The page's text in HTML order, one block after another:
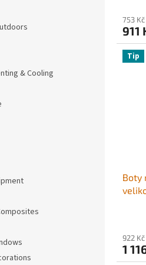
& Cooling
(bílé)
753
911
Tip
Boty
922
1